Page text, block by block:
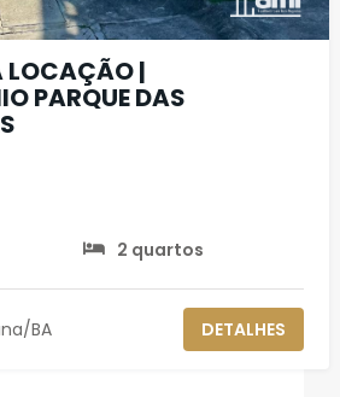
LOCAÇÃO |
PARQUE DAS
2 quartos
BA DETALHES